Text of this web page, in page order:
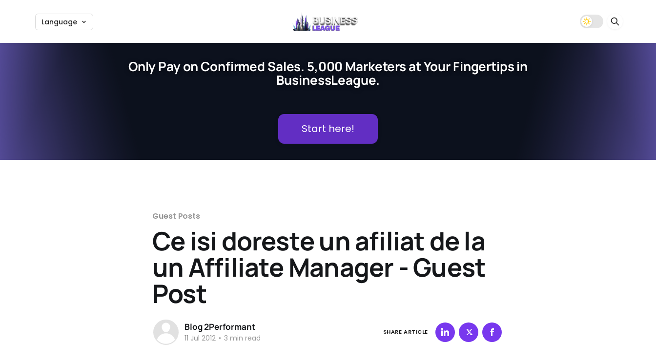
Language
Only Pay on Confirmed Sales. 5,000 Marketers at Your Fingertips in
BusinessLeague.
Start here!
Guest Posts
Ce isi doreste un afiliat de la
un Affiliate Manager - Guest
Post
Blog 2Performant
11 Jul 2012 • 3 min read
SHARE ARTICLE